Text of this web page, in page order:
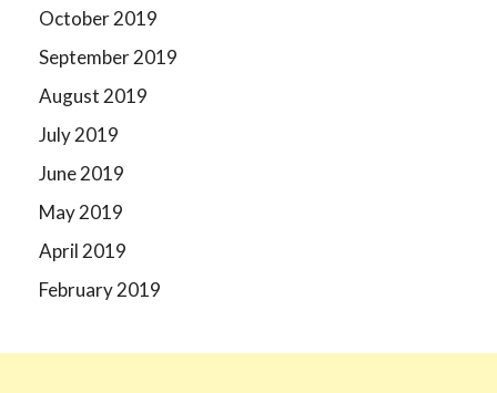
October 2019
September 2019
August 2019
July 2019
June 2019
May 2019
April 2019
February 2019